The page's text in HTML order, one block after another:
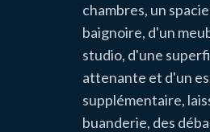
chambres, un
baignoire, d'un
studio, d'une
attenante et d'un
supplémentaire,
buanderie, des